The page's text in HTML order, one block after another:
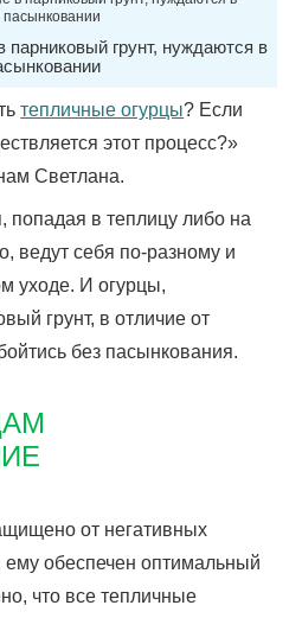
грунт, нуждаются в
тепличные огурцы? Если
этот процесс?»
Светлана.
попадая в теплицу либо на
ведут себя по-разному и
уходе. И огурцы,
грунт, в отличие от
без пасынкования.
от негативных
обеспечен оптимальный
что все тепличные